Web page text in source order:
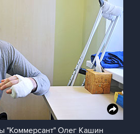
"Коммерсант" Олег Кашин